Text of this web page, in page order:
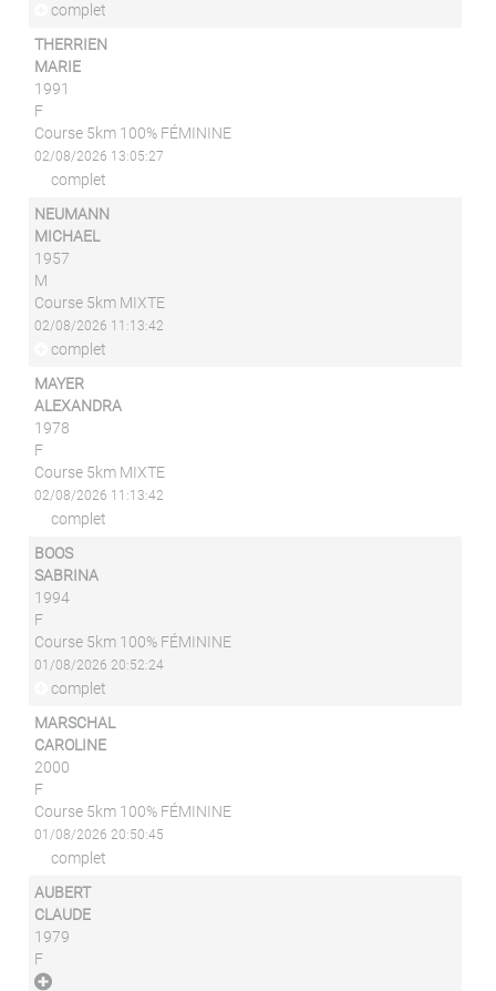
complet
THERRIEN
MARIE
1991
F
Course 5km 100% FÉMININE
02/08/2026 13:05:27
complet
NEUMANN
MICHAEL
1957
M
Course 5km MIXTE
02/08/2026 11:13:42
complet
MAYER
ALEXANDRA
1978
F
Course 5km MIXTE
02/08/2026 11:13:42
complet
BOOS
SABRINA
1994
F
Course 5km 100% FÉMININE
01/08/2026 20:52:24
complet
MARSCHAL
CAROLINE
2000
F
Course 5km 100% FÉMININE
01/08/2026 20:50:45
complet
AUBERT
CLAUDE
1979
F